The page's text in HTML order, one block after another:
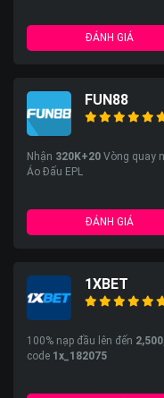
ĐÁNH GIÁ
FUN88
Nhận 320K+20 Vòng quay
Áo Đấu EPL
ĐÁNH GIÁ
1XBET
100% nạp đầu lên đến
code 1x_182075